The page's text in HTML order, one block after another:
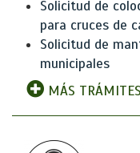
Solicitud de
para cruces de
Solicitud de
municipales
MÁS TRÁMITES